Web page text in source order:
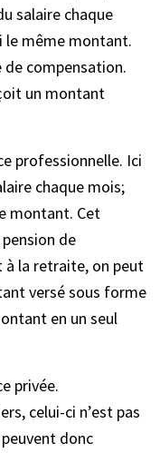
salaire chaque
le même montant.
de compensation.
un montant
professionnelle. Ici
chaque mois;
montant. Cet
de
à la retraite, on peut
versé sous forme
en un seul
privée.
celui-ci n’est pas
donc